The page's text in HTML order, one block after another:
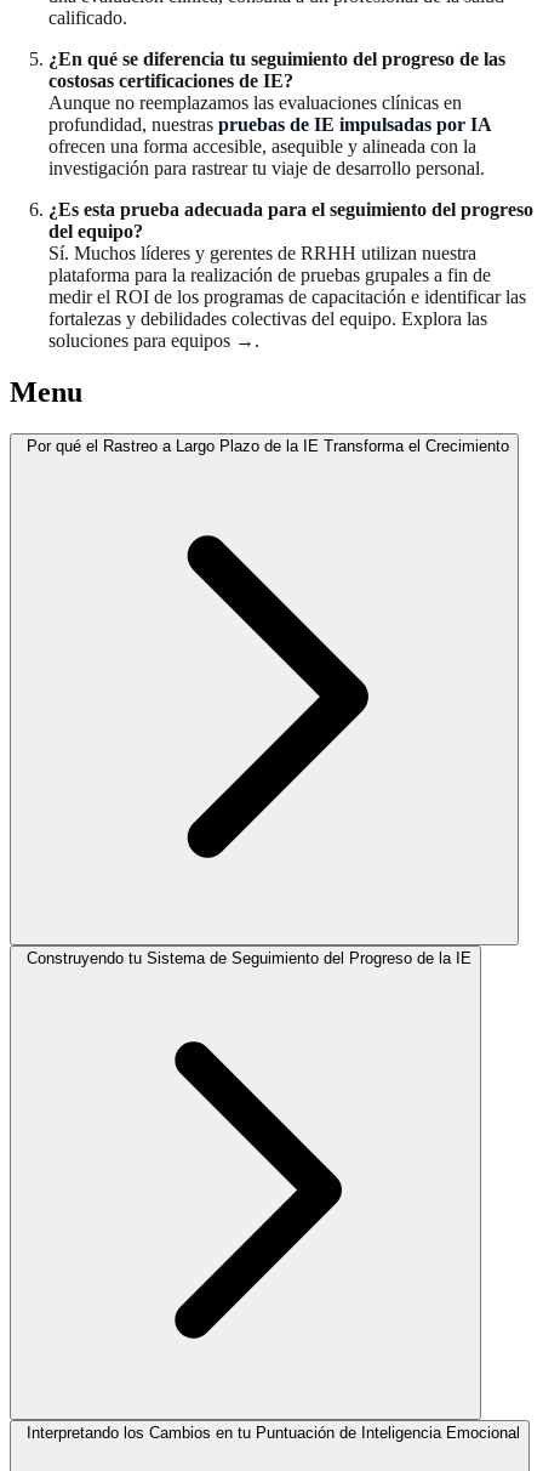
calificado.
¿En qué se diferencia tu seguimiento del progreso de las
costosas certificaciones de IE?
Aunque no reemplazamos las evaluaciones clínicas en
profundidad, nuestras pruebas de IE impulsadas por IA
ofrecen una forma accesible, asequible y alineada con la
investigación para rastrear tu viaje de desarrollo personal.
¿Es esta prueba adecuada para el seguimiento del progreso
del equipo?
Sí. Muchos líderes y gerentes de RRHH utilizan nuestra
plataforma para la realización de pruebas grupales a fin de
medir el ROI de los programas de capacitación e identificar las
fortalezas y debilidades colectivas del equipo. Explora las
soluciones para equipos →.
Menu
Por qué el Rastreo a Largo Plazo de la IE Transforma el Crecimiento
Construyendo tu Sistema de Seguimiento del Progreso de la IE
Interpretando los Cambios en tu Puntuación de Inteligencia Emocional